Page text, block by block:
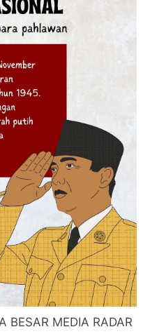
BESAR MEDIA RADAR